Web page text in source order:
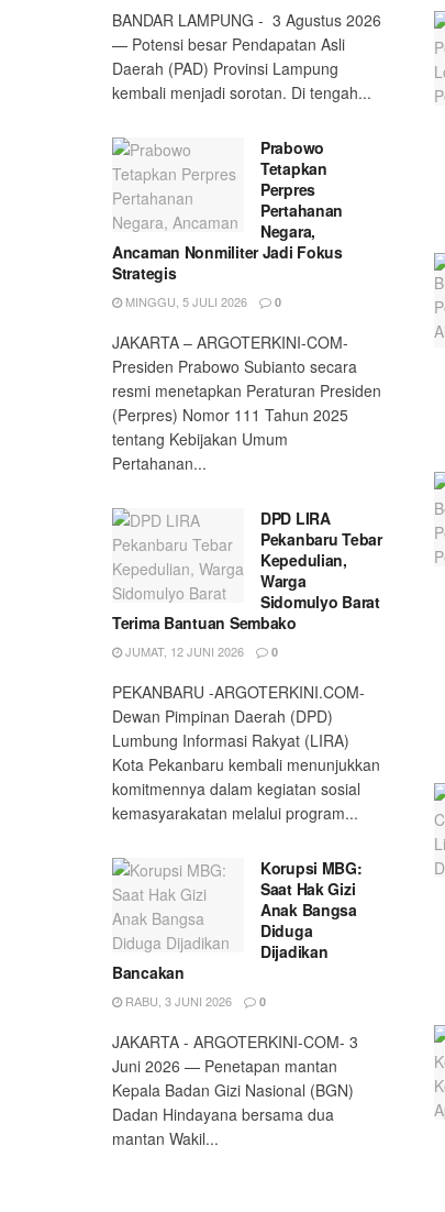
BANDAR LAMPUNG - 3 Agustus 2026
— Potensi besar Pendapatan Asli
Daerah (PAD) Provinsi Lampung
kembali menjadi sorotan. Di tengah...
Prabowo
Tetapkan
Perpres
Pertahanan
Negara,
Ancaman Nonmiliter Jadi Fokus
Strategis
MINGGU, 5 JULI 2026 0
JAKARTA – ARGOTERKINI-COM-
Presiden Prabowo Subianto secara
resmi menetapkan Peraturan Presiden
(Perpres) Nomor 111 Tahun 2025
tentang Kebijakan Umum
Pertahanan...
DPD LIRA
Pekanbaru Tebar
Kepedulian,
Warga
Sidomulyo Barat
Terima Bantuan Sembako
JUMAT, 12 JUNI 2026 0
PEKANBARU -ARGOTERKINI.COM-
Dewan Pimpinan Daerah (DPD)
Lumbung Informasi Rakyat (LIRA)
Kota Pekanbaru kembali menunjukkan
komitmennya dalam kegiatan sosial
kemasyarakatan melalui program...
Korupsi MBG:
Saat Hak Gizi
Anak Bangsa
Diduga
Dijadikan
Bancakan
RABU, 3 JUNI 2026 0
JAKARTA - ARGOTERKINI-COM- 3
Juni 2026 — Penetapan mantan
Kepala Badan Gizi Nasional (BGN)
Dadan Hindayana bersama dua
mantan Wakil...